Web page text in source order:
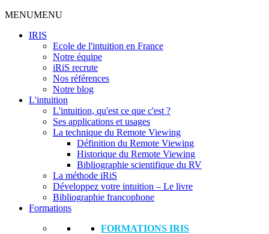
MENUMENU
IRIS
Ecole de l'intuition en France
Notre équipe
iRiS recrute
Nos références
Notre blog
L'intuition
L'intuition, qu'est ce que c'est ?
Ses applications et usages
La technique du Remote Viewing
Définition du Remote Viewing
Historique du Remote Viewing
Bibliographie scientifique du RV
La méthode iRiS
Développez votre intuition – Le livre
Bibliographie francophone
Formations
FORMATIONS IRIS